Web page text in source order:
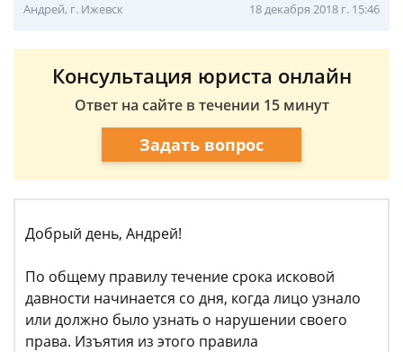
Андрей, г. Ижевск 18 декабря 2018 г. 15:46
Консультация юриста онлайн
Ответ на сайте в течении 15 минут
Задать вопрос
Добрый день, Андрей!
По общему правилу течение срока исковой
давности начинается со дня, когда лицо узнало
или должно было узнать о нарушении своего
права. Изъятия из этого правила